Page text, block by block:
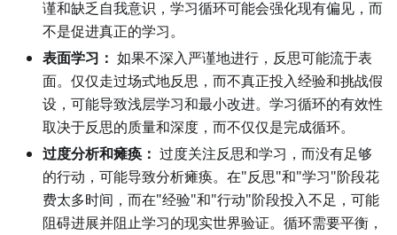
谨和缺乏自我意识，学习循环可能会强化现有偏见，而
不是促进真正的学习。
表面学习： 如果不深入严谨地进行，反思可能流于表
面。仅仅走过场式地反思，而不真正投入经验和挑战假
设，可能导致浅层学习和最小改进。学习循环的有效性
取决于反思的质量和深度，而不仅仅是完成循环。
过度分析和瘫痪： 过度关注反思和学习，而没有足够
的行动，可能导致分析瘫痪。在"反思"和"学习"阶段花
费太多时间，而在"经验"和"行动"阶段投入不足，可能
阻碍进展并阻止学习的现实世界验证。循环需要平衡，